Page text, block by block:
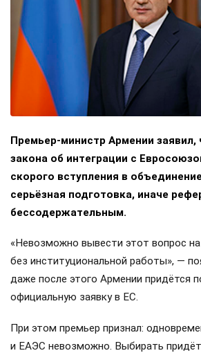
Премьер-министр Армении заявил,
закона об интеграции с
скорого вступления в
серьёзная подготовка, иначе
бессодержательным.
«Невозможно вывести этот вопрос
без институциональной работы», —
даже после этого Армении придётся
официальную заявку в ЕС.
При этом премьер признал:
и ЕАЭС невозможно. Выбирать